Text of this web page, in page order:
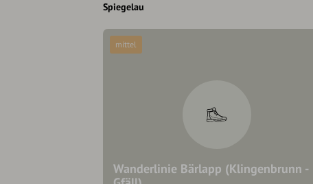
Spiegelau
Wanderlinie Bärlapp (Klingenbrunn -
mittel